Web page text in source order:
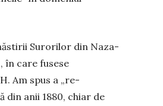
Suro­rilor din Naza­
în care fusese
Am spus a „re­
anii 1880, chiar de